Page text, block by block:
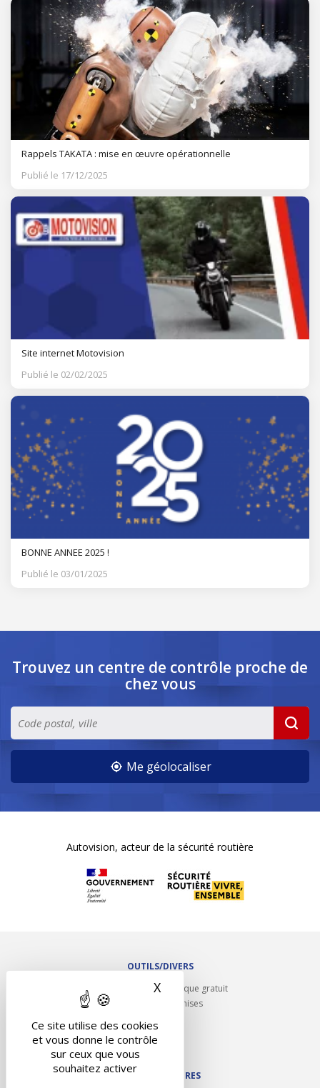
Ce site utilise des cookies
et vous donne le contrôle
sur ceux que vous
souhaitez activer
X Masquer le bandeau des
Rappels TAKATA : mise en œuvre opérationnelle
Publié le 17/12/2025
Site internet Motovision
Publié le 02/02/2025
BONNE ANNEE 2025 !
Publié le 03/01/2025
Trouvez un centre de contrôle proche de
chez vous
Me géolocaliser
Autovision, acteur de la sécurité routière
OUTILS/DIVERS
Rappel contrôle technique gratuit
Partenariats/Remises
Contact
NOS PARTENAIRES